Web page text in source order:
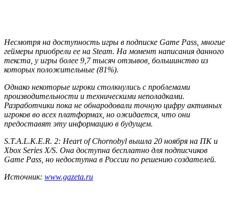
Несмотря на доступность игры в подписке Game Pass, многие
геймеры приобрели ее на Steam. На момент написания данного
текста, у игры более 9,7 тысяч отзывов, большинство из
которых положительные (81%).
Однако некоторые игроки столкнулись с проблемами
производительности и техническими неполадками.
Разработчики пока не обнародовали точную цифру активных
игроков во всех платформах, но ожидается, что они
предоставят эту информацию в будущем.
S.T.A.L.K.E.R. 2: Heart of Chornobyl вышла 20 ноября на ПК и
Xbox Series X/S. Она доступна бесплатно для подписчиков
Game Pass, но недоступна в России по решению создателей.
Источник: www.gazeta.ru